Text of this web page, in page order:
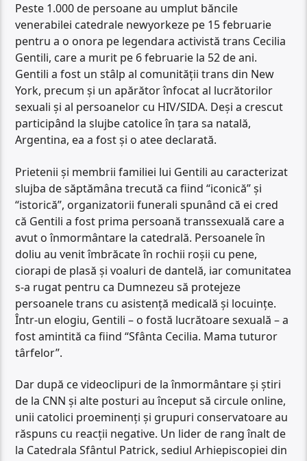
Peste 1.000 de persoane au umplut băncile
venerabilei catedrale newyorkeze pe 15 februarie
pentru a o onora pe legendara activistă trans Cecilia
Gentili, care a murit pe 6 februarie la 52 de ani.
Gentili a fost un stâlp al comunității trans din New
York, precum și un apărător înfocat al lucrătorilor
sexuali și al persoanelor cu HIV/SIDA. Deși a crescut
participând la slujbe catolice în țara sa natală,
Argentina, ea a fost și o atee declarată.
Prietenii și membrii familiei lui Gentili au caracterizat
slujba de săptămâna trecută ca fiind “iconică” și
“istorică”, organizatorii funerali spunând că ei cred
că Gentili a fost prima persoană transsexuală care a
avut o înmormântare la catedrală. Persoanele în
doliu au venit îmbrăcate în rochii roșii cu pene,
ciorapi de plasă și voaluri de dantelă, iar comunitatea
s-a rugat pentru ca Dumnezeu să protejeze
persoanele trans cu asistență medicală și locuințe.
Într-un elogiu, Gentili – o fostă lucrătoare sexuală – a
fost amintită ca fiind “Sfânta Cecilia. Mama tuturor
târfelor”.
Dar după ce videoclipuri de la înmormântare și știri
de la CNN și alte posturi au început să circule online,
unii catolici proeminenți și grupuri conservatoare au
răspuns cu reacții negative. Un lider de rang înalt de
la Catedrala Sfântul Patrick, sediul Arhiepiscopiei din